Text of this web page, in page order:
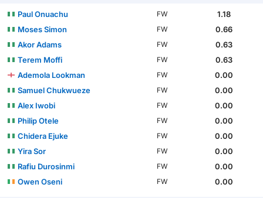
Paul Onuachu FW
1.18
Moses Simon
FW
0.66
Akor Adams
FW
0.63
Terem Moffi
FW
0.63
Ademola Lookman
FW
0.00
Samuel Chukwueze
FW
0.00
Alex Iwobi
FW
0.00
Philip Otele
FW
0.00
Chidera Ejuke
FW
0.00
Yira Sor
FW
0.00
Rafiu Durosinmi
FW
0.00
Owen Oseni
FW 0.00